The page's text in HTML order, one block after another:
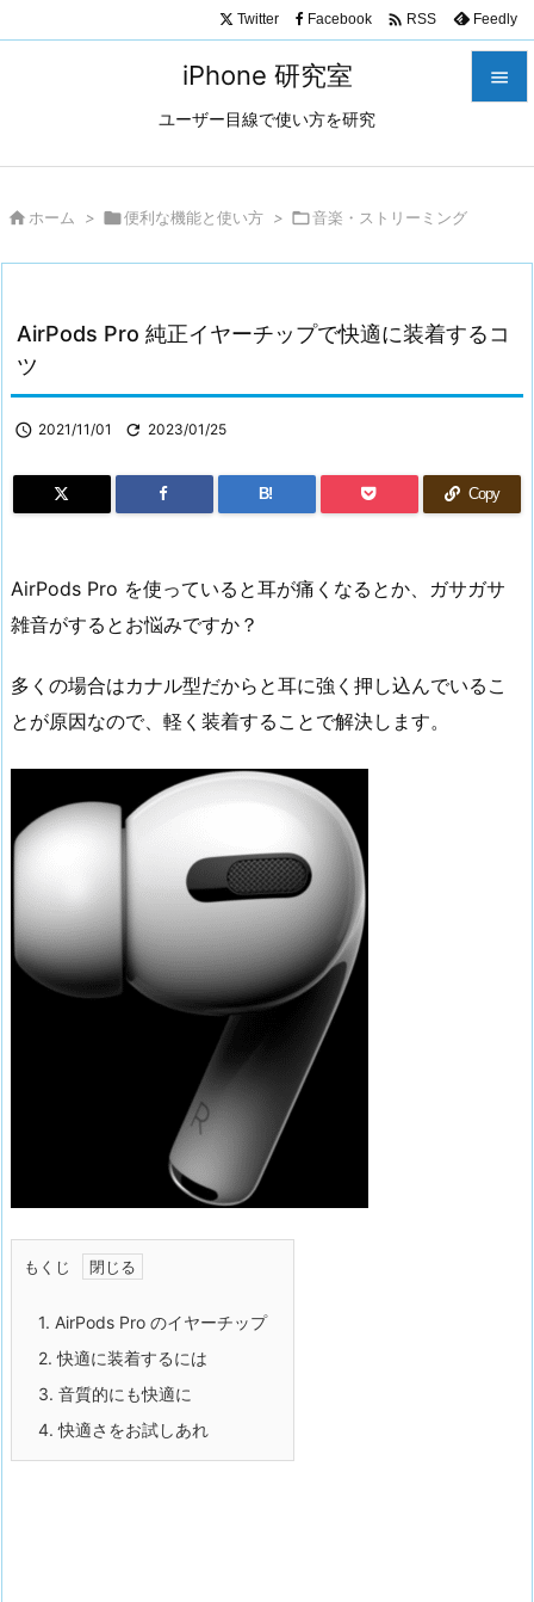
iPhone 研究室
ユーザー目線で使い方を研究

次へ
検索
Twitter Facebook  RSS Feedly
 ホーム > 便利な機能と使い方 > 音楽・ストリーミング
AirPods Pro 純正イヤーチップで快適に装着するコ
ツ
 2021/11/01  2023/01/25
B! Copy
AirPods Pro を使っていると耳が痛くなるとか、ガサガサ
雑音がするとお悩みですか？
多くの場合はカナル型だからと耳に強く押し込んでいるこ
とが原因なので、軽く装着することで解決します。
もくじ
1. AirPods Pro のイヤーチップ
2. 快適に装着するには
3. 音質的にも快適に
4. 快適さをお試しあれ